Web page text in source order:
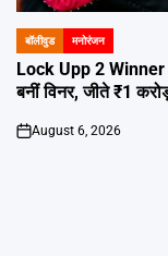
POSTED
IN
बॉलीवुड मनोरंजन
Lock Upp 2 Winner
बनीं विनर, जीते ₹1
on
August 6, 2026